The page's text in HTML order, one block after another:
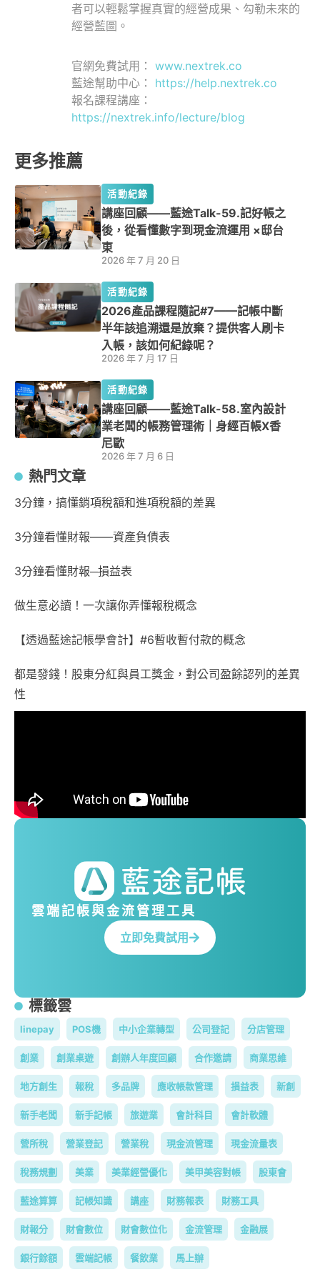
者可以輕鬆掌握真實的經營成果、勾勒未來的
經營藍圖。
官網免費試用： www.nextrek.co
藍途幫助中心： https://help.nextrek.co
報名課程講座：
https://nextrek.info/lecture/blog
更多推薦
活動紀錄
講座回顧——藍途Talk-59.記好帳之
後，從看懂數字到現金流運用 ×邸台
東
2026 年 7 月 20 日
活動紀錄
2026產品課程隨記#7——記帳中斷
半年該追溯還是放棄？提供客人刷卡
入帳，該如何紀錄呢？
2026 年 7 月 17 日
活動紀錄
講座回顧——藍途Talk-58.室內設計
業老闆的帳務管理術｜身經百帳X香
尼歐
2026 年 7 月 6 日
熱門文章
3分鐘，搞懂銷項稅額和進項稅額的差異
3分鐘看懂財報——資產負債表
3分鐘看懂財報─損益表
做生意必讀！一次讓你弄懂報稅概念
【透過藍途記帳學會計】#6暫收暫付款的概念
都是發錢！股東分紅與員工獎金，對公司盈餘認列的差異
性
雲端記帳與金流管理工具
立即免費試用
標籤雲
linepay POS機 中小企業轉型 公司登記 分店管理
創業 創業桌遊 創辦人年度回顧 合作邀請 商業思維
地方創生 報稅 多品牌 應收帳款管理 損益表 新創
新手老闆 新手記帳 旅遊業 會計科目 會計軟體
營所稅 營業登記 營業稅 現金流管理 現金流量表
稅務規劃 美業 美業經營優化 美甲美容對帳 股東會
藍途算算 記帳知識 講座 財務報表 財務工具
財報分 財會數位 財會數位化 金流管理 金融展
銀行餘額 雲端記帳 餐飲業 馬上辦